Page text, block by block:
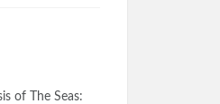
of The Seas: